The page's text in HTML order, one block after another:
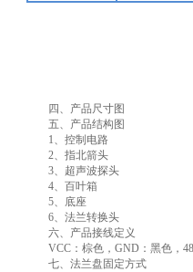
四、产品尺寸图
五、产品结构图
1、控制电路
2、指北箭头
3、超声波探头
4、百叶箱
5、底座
6、法兰转换头
六、产品接线定义
VCC：棕色，GND：黑色，
七、法兰盘固定方式